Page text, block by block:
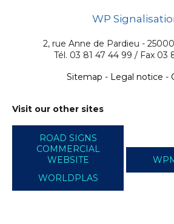
WP
2, rue Anne de Pardieu -
Tél. 03 81 47 44 99 / Fax 03
Sitemap - Legal notice -
Visit our other sites
ROAD SIGNS
COMMERCIAL
WEBSITE
WORLDPLAS